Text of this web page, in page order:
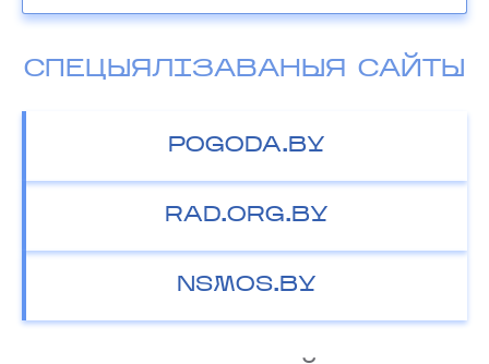
СПЕЦЫЯЛІЗАВАНЫЯ САЙТЫ
POGODA.BY
RAD.ORG.BY
NSMOS.BY